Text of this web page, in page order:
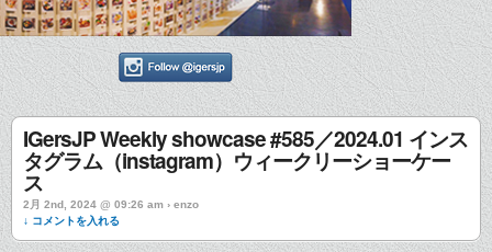
IGersJP Weekly showcase #585／2024.01 インス
タグラム（instagram）ウィークリーショーケー
ス
2月 2nd, 2024 @ 09:26 am › enzo
↓ コメントを入れる